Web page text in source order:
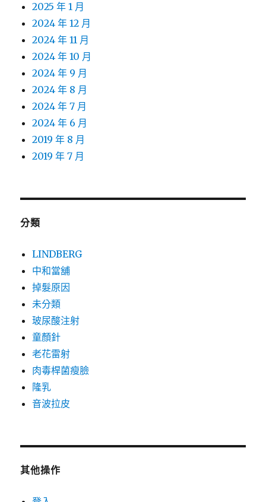
2025 年 1 月
2024 年 12 月
2024 年 11 月
2024 年 10 月
2024 年 9 月
2024 年 8 月
2024 年 7 月
2024 年 6 月
2019 年 8 月
2019 年 7 月
分類
LINDBERG
中和當舖
掉髮原因
未分類
玻尿酸注射
童顏針
老花雷射
肉毒桿菌瘦臉
隆乳
音波拉皮
其他操作